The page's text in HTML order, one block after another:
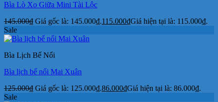
Bìa Lò Xo Giữa Mini Tài Lộc
145.000₫ Giá gốc là: 145.000₫.115.000₫Giá hiện tại là: 115.000₫.
Sale
Bìa Lịch Bế Nổi
Bìa lịch bế nổi Mai Xuân
125.000₫ Giá gốc là: 125.000₫.86.000₫Giá hiện tại là: 86.000₫.
Sale